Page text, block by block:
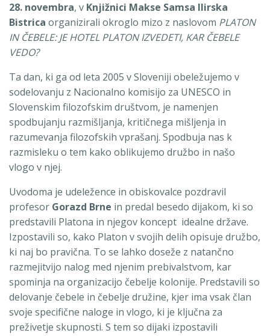
28. novembra, v Knjižnici Makse Samsa Ilirska
Bistrica organizirali okroglo mizo z naslovom PLATON
IN ČEBELE: JE HOTEL PLATON IZVEDETI, KAR ČEBELE
VEDO?
Ta dan, ki ga od leta 2005 v Sloveniji obeležujemo v
sodelovanju z Nacionalno komisijo za UNESCO in
Slovenskim filozofskim društvom, je namenjen
spodbujanju razmišljanja, kritičnega mišljenja in
razumevanja filozofskih vprašanj. Spodbuja nas k
razmisleku o tem kako oblikujemo družbo in našo
vlogo v njej.
Uvodoma je udeležence in obiskovalce pozdravil
profesor Gorazd Brne in predal besedo dijakom, ki so
predstavili Platona in njegov koncept idealne države.
Izpostavili so, kako Platon v svojih delih opisuje družbo,
ki naj bo pravična. To se lahko doseže z natančno
razmejitvijo nalog med njenim prebivalstvom, kar
spominja na organizacijo čebelje kolonije. Predstavili so
delovanje čebele in čebelje družine, kjer ima vsak član
svoje specifične naloge in vlogo, ki je ključna za
preživetje skupnosti. S tem so dijaki izpostavili